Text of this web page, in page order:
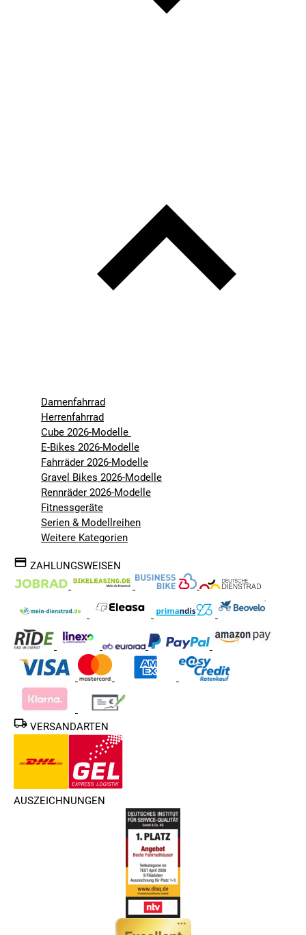
Damenfahrrad
Herrenfahrrad
Cube 2026-Modelle
E-Bikes 2026-Modelle
Fahrräder 2026-Modelle
Gravel Bikes 2026-Modelle
Rennräder 2026-Modelle
Fitnessgeräte
Serien & Modellreihen
Weitere Kategorien
ZAHLUNGSWEISEN
VERSANDARTEN
AUSZEICHNUNGEN